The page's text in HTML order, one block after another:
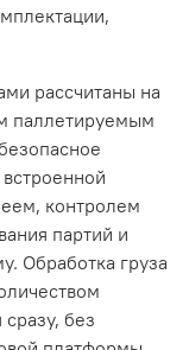
рассчитаны на
паллетируемым
контролем
партий и
Обработка груза
без